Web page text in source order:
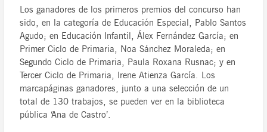
Los ganadores de los primeros premios del concurso han
sido, en la categoría de Educación Especial, Pablo Santos
Agudo; en Educación Infantil, Álex Fernández García; en
Primer Ciclo de Primaria, Noa Sánchez Moraleda; en
Segundo Ciclo de Primaria, Paula Roxana Rusnac; y en
Tercer Ciclo de Primaria, Irene Atienza García. Los
marcapáginas ganadores, junto a una selección de un
total de 130 trabajos, se pueden ver en la biblioteca
pública ‘Ana de Castro’.